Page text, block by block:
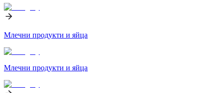
Млечни продукти и яйца
Млечни продукти и яйца